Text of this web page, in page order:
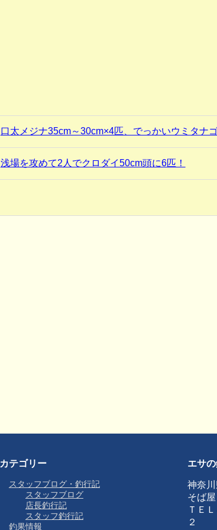
口太メジナ35cm～30cm×4匹、でっかいウミタナゴ
浅場を攻めて2人でクロダイ50cm頭に6匹！
カテゴリー
スタッフブログ・釣行記
スタッフブログ
店長釣行記
スタッフ釣行記
釣果情報
エサ
神奈
そば
ＴＥ
２